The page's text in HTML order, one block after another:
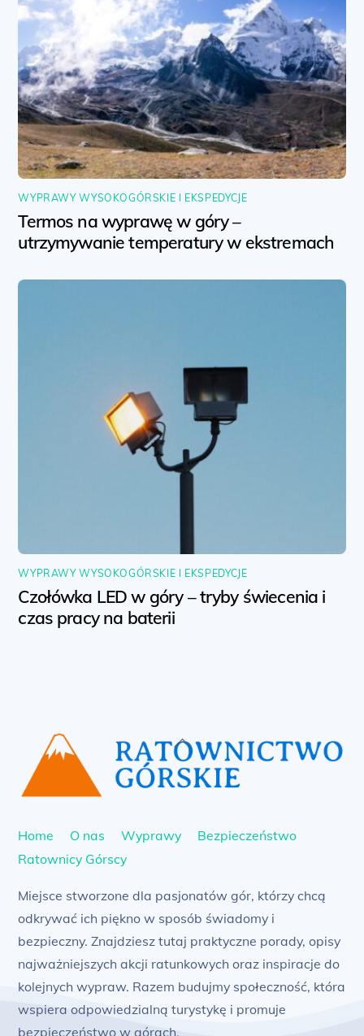
WYPRAWY WYSOKOGÓRSKIE I EKSPEDYCJE
Termos na wyprawę w góry –
utrzymywanie temperatury w ekstremach
WYPRAWY WYSOKOGÓRSKIE I EKSPEDYCJE
Czołówka LED w góry – tryby świecenia i
czas pracy na baterii
Back
To
Top
Home O nas Wyprawy
Bezpieczeństwo
Ratownicy Górscy
Miejsce stworzone dla pasjonatów gór, którzy chcą
odkrywać ich piękno w sposób świadomy i
bezpieczny. Znajdziesz tutaj praktyczne porady, opisy
najważniejszych akcji ratunkowych oraz inspiracje do
kolejnych wypraw. Razem budujmy społeczność, która
wspiera odpowiedzialną turystykę i promuje
bezpieczeństwo w górach.